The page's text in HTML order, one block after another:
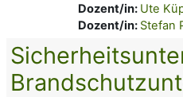
Dozent/in: Ute
Dozent/in: Stefan